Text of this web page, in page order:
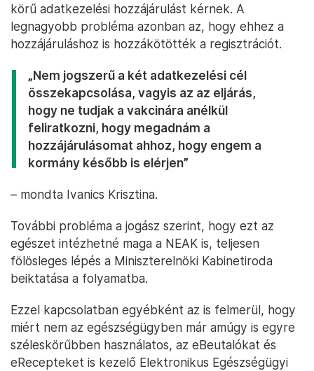
körű adatkezelési hozzájárulást kérnek. A
legnagyobb probléma azonban az, hogy ehhez a
hozzájáruláshoz is hozzákötötték a regisztrációt.
„Nem jogszerű a két adatkezelési cél
összekapcsolása, vagyis az az eljárás,
hogy ne tudjak a vakcinára anélkül
feliratkozni, hogy megadnám a
hozzájárulásomat ahhoz, hogy engem a
kormány később is elérjen”
– mondta Ivanics Krisztina.
További probléma a jogász szerint, hogy ezt az
egészet intézhetné maga a NEAK is, teljesen
fölösleges lépés a Miniszterelnöki Kabinetiroda
beiktatása a folyamatba.
Ezzel kapcsolatban egyébként az is felmerül, hogy
miért nem az egészségügyben már amúgy is egyre
széleskörűbben használatos, az eBeutalókat és
eRecepteket is kezelő Elektronikus Egészségügyi